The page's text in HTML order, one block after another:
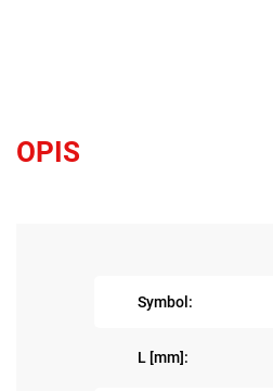
OPIS
Symbol:
L [mm]: